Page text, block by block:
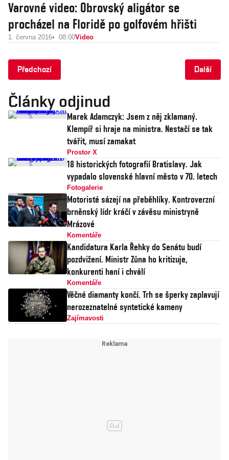
Varovné video: Obrovský aligátor se
procházel na Floridě po golfovém hřišti
1. června 2016 08:00Video
Předchozí Další
Články odjinud
Marek Adamczyk: Jsem z něj zklamaný.
Klempíř si hraje na ministra. Nestačí se tak
tvářit, musí zamakat
Prostor X
18 historických fotografií Bratislavy. Jak
vypadalo slovenské hlavní město v 70. letech
Fotogalerie
Motoristé sázejí na přeběhlíky. Kontroverzní
brněnský lídr kráčí v závěsu ministryně
Mrázové
Komentáře
Kandidatura Karla Řehky do Senátu budí
pozdvižení. Ministr Zůna ho kritizuje,
konkurenti haní i chválí
Komentáře
Věčné diamanty končí. Trh se šperky zaplavují
nerozeznatelné syntetické kameny
Zajímavosti